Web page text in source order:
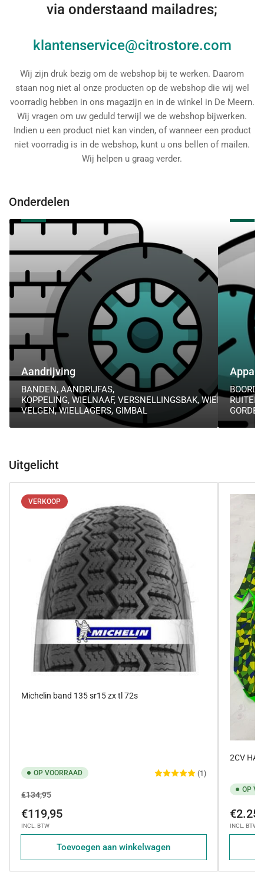
via onderstaand mailadres;
klantenservice@citrostore.com
Wij zijn druk bezig om de webshop bij te werken. Daarom
staan nog niet al onze producten op de webshop die wij wel
voorradig hebben in ons magazijn en in de winkel in De Meern.
Wij vragen om uw geduld terwijl we de webshop bijwerken.
Indien u een product niet kan vinden, of wanneer een product
niet voorradig is in de webshop, kunt u ons bellen of mailen.
Wij helpen u graag verder.
Onderdelen
Aandrijving
Aandrijving
BANDEN, AANDRIJFAS,
KOPPELING, WIELNAAF, VERSNELLINGSBAK, WIELEN,
VELGEN, WIELLAGERS, GIMBAL
Apparatuur
en
Uitgelicht
VERKOOP
Michelin band 135 sr15 zx tl 72s
OP VOORRAAD (1)
Normale
prijs
€134,95Verkoopprijs
€119,95
INCL. BTW
Toevoegen aan winkelwagen
2CV
OP
Normale
prijs
INCL. BTW